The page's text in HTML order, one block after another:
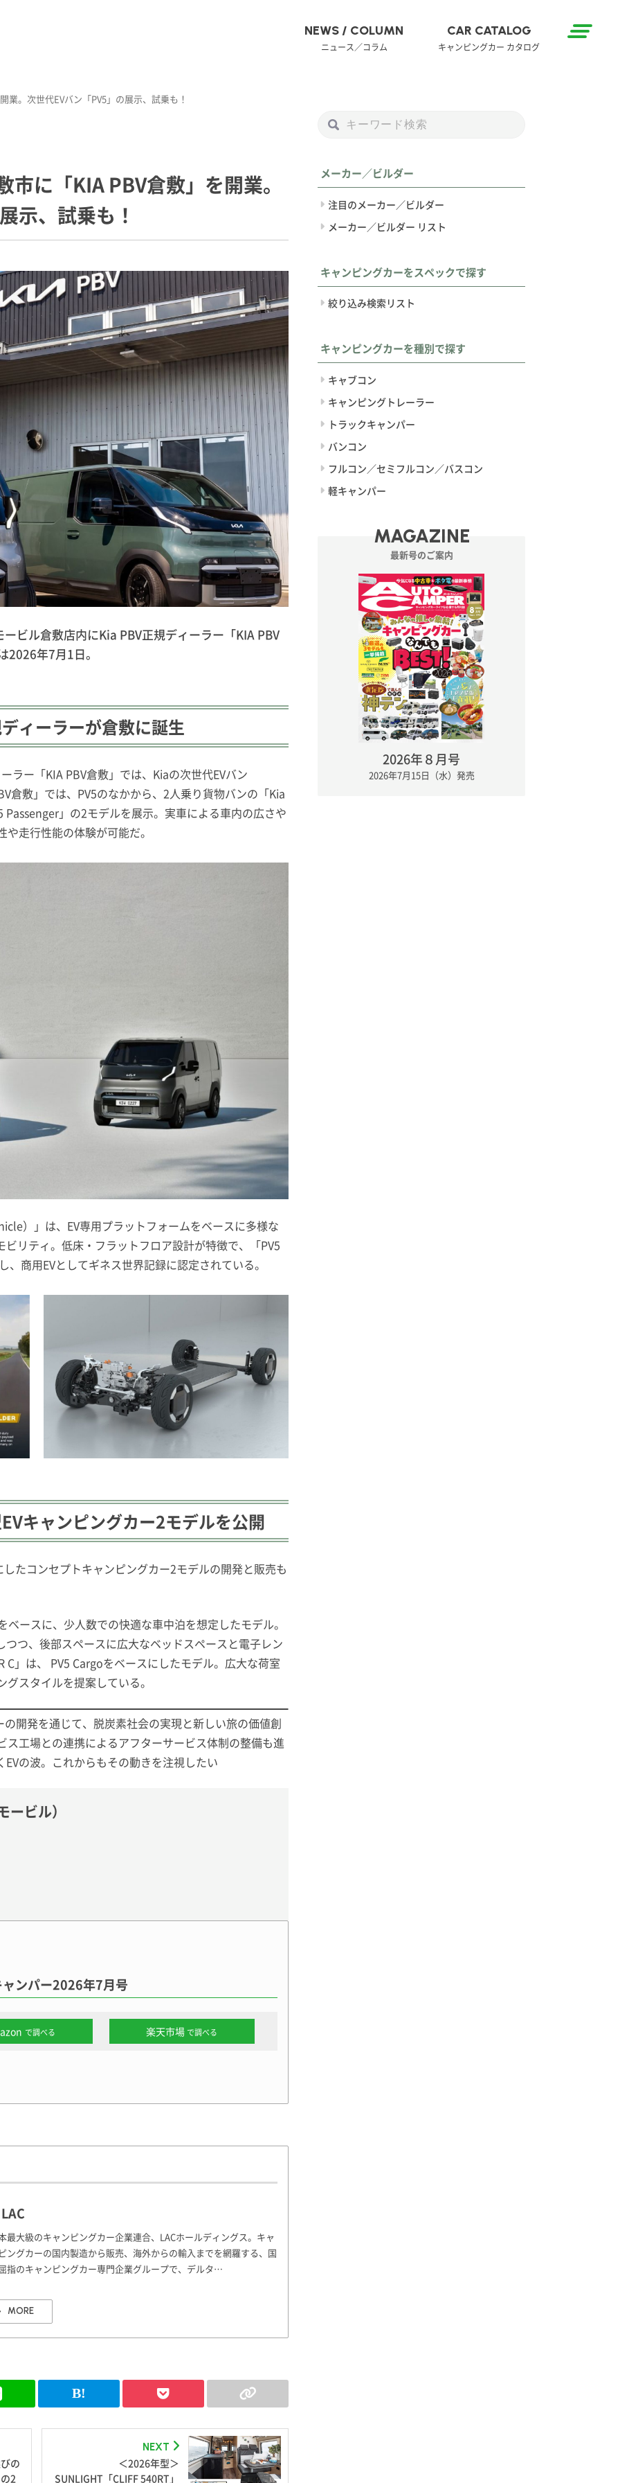
NEWS / COLUMN
ニュース／コラム
CAR CATALOG
キャンピングカー カタログ
業。次世代EVバン「PV5」の展示、試乗も！
に「KIA PBV倉敷」を開業。
示、試乗も！
ビル倉敷店内にKia PBV正規ディーラー「KIA PBV
2026年7月1日。
ィーラーが倉敷に誕生
ラー「KIA PBV倉敷」では、Kiaの次世代EVバン
倉敷」では、PV5のなかから、2人乗り貨物バンの「Kia
」の2モデルを展示。実車による車内の広さや
走行性能の体験が可能だ。
）」は、EV専用プラットフォームをベースに多様な
リティ。低床・フラットフロア設計が特徴で、「PV5
商用EVとしてギネス世界記録に認定されている。
キャンピングカー2モデルを公開
たコンセプトキャンピングカー2モデルの開発と販売も
ベースに、少人数での快適な車中泊を想定したモデル。
つ、後部スペースに広大なベッドスペースと電子レン
C」は、 PV5 Cargoをベースにしたモデル。広大な荷室
スタイルを提案している。
開発を通じて、脱炭素社会の実現と新しい旅の価値創
ス工場との連携によるアフターサービス体制の整備も進
の波。これからもその動きを注視したい
ビル）
ンパー2026年7月号
で調べる 楽天市場 で調べる
LAC
最大級のキャンピングカー企業連合、LACホールディングス。キャ
ングカーの国内製造から販売、海外からの輸入までを網羅する、国
指のキャンピングカー専門企業グループで、デルタ…
MORE
の
2
NEXT
＜2026年型＞
SUNLIGHT「CLIFF 540RT」
メーカー／ビルダー
注目のメーカー／ビルダー
メーカー／ビルダー リスト
キャンピングカーをスペックで探す
絞り込み検索リスト
キャンピングカーを種別で探す
キャブコン
キャンピングトレーラー
トラックキャンパー
バンコン
フルコン／セミフルコン／バスコン
軽キャンパー
MAGAZINE
最新号のご案内
2026年８月号
2026年7月15日（水）発売